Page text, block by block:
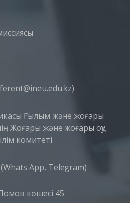
Ғылым және жоғары
Жоғары және жоғары оқу
комитеті
App, Telegram)
көшесі 45